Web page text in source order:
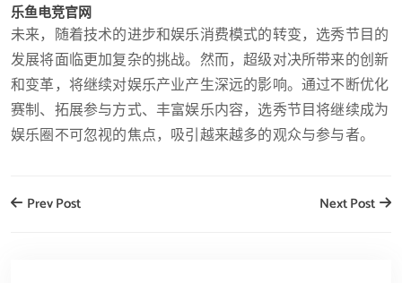
乐鱼电竞官网
未来，随着技术的进步和娱乐消费模式的转变，选秀节目的
发展将面临更加复杂的挑战。然而，超级对决所带来的创新
和变革，将继续对娱乐产业产生深远的影响。通过不断优化
赛制、拓展参与方式、丰富娱乐内容，选秀节目将继续成为
娱乐圈不可忽视的焦点，吸引越来越多的观众与参与者。
Prev Post Next Post